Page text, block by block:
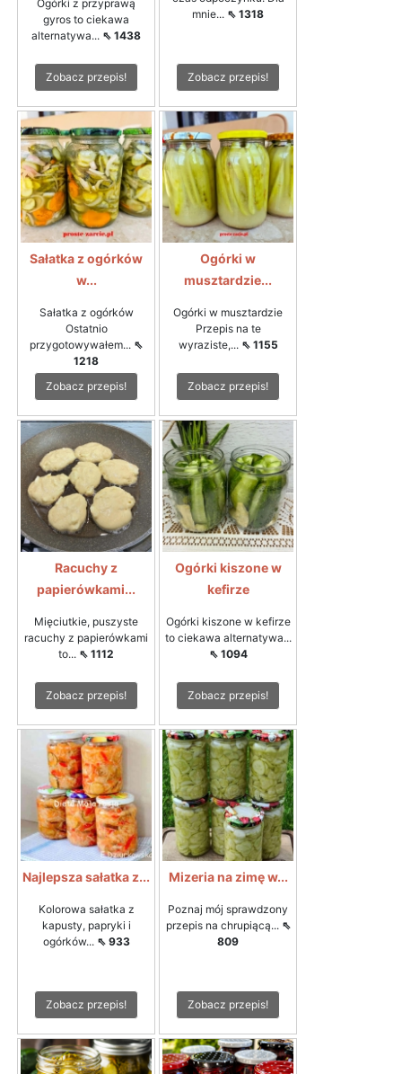
Ogórki z przyprawą
gyros to ciekawa
alternatywa... ⇖ 1438
Zobacz przepis!
mnie... ⇖ 1318
Zobacz przepis!
Sałatka z ogórków
w...
Sałatka z ogórków
Ostatnio
przygotowywałem... ⇖
1218
Zobacz przepis!
Ogórki w
musztardzie...
Ogórki w musztardzie
Przepis na te
wyraziste,... ⇖ 1155
Zobacz przepis!
Racuchy z
papierówkami...
Mięciutkie, puszyste
racuchy z papierówkami
to... ⇖ 1112
Zobacz przepis!
Ogórki kiszone w
kefirze
Ogórki kiszone w kefirze
to ciekawa alternatywa...
⇖ 1094
Zobacz przepis!
Najlepsza sałatka z...
Kolorowa sałatka z
kapusty, papryki i
ogórków... ⇖ 933
Zobacz przepis!
Mizeria na zimę w...
Poznaj mój sprawdzony
przepis na chrupiącą... ⇖
809
Zobacz przepis!